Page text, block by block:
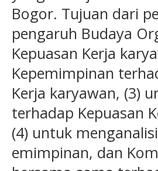
Bogor. Tujuan dari
pengaruh Budaya
Kepuasan Kerja
Kepemimpinan
Kerja karyawan, (3)
terhadap Kepuasan
(4) untuk
emimpinan, dan